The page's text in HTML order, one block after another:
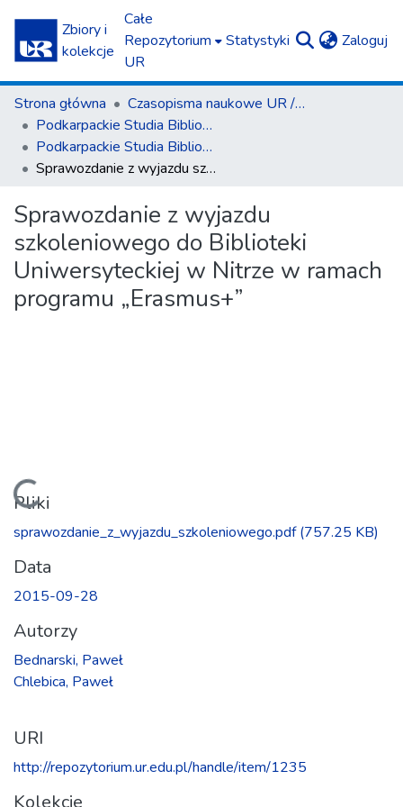
Zbiory i
kolekcje
Całe
Repozytorium
UR
Statystyki Zaloguj
Strona główna
Czasopisma naukowe UR / Scientific Journals
Podkarpackie Studia Biblioteczne
Podkarpackie Studia Biblioteczne nr 4 (2015)
Sprawozdanie z wyjazdu szkoleniowego do Biblioteki Uniwersyteckiej w Nitrze w ramach programu „Erasmus+”
Sprawozdanie z wyjazdu
szkoleniowego do Biblioteki
Uniwersyteckiej w Nitrze w ramach
programu „Erasmus+”
Ładowanie...
Pliki
sprawozdanie_z_wyjazdu_szkoleniowego.pdf(757.25 KB)
Data
2015-09-28
Autorzy
Bednarski, Paweł
Chlebica, Paweł
URI
http://repozytorium.ur.edu.pl/handle/item/1235
Kolekcje